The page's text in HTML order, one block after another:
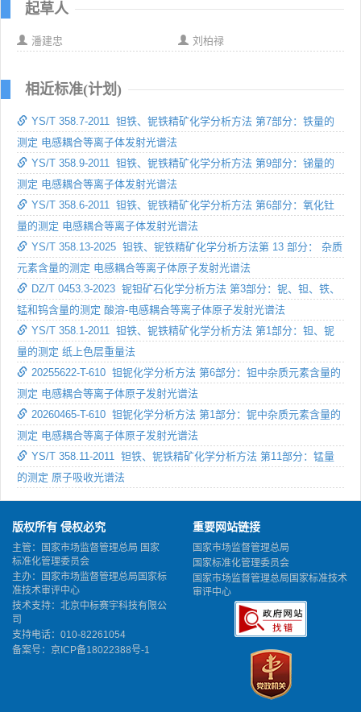
起草人
潘建忠 刘柏禄
相近标准(计划)
YS/T 358.7-2011 钽铁、铌铁精矿化学分析方法 第7部分：铁量的
测定 电感耦合等离子体发射光谱法
YS/T 358.9-2011 钽铁、铌铁精矿化学分析方法 第9部分：锑量的
测定 电感耦合等离子体发射光谱法
YS/T 358.6-2011 钽铁、铌铁精矿化学分析方法 第6部分：氧化钍
量的测定 电感耦合等离子体发射光谱法
YS/T 358.13-2025 钽铁、铌铁精矿化学分析方法第 13 部分： 杂质
元素含量的测定 电感耦合等离子体原子发射光谱法
DZ/T 0453.3-2023 铌钽矿石化学分析方法 第3部分：铌、钽、铁、
锰和钨含量的测定 酸溶-电感耦合等离子体原子发射光谱法
YS/T 358.1-2011 钽铁、铌铁精矿化学分析方法 第1部分：钽、铌
量的测定 纸上色层重量法
20255622-T-610 钽铌化学分析方法 第6部分：钽中杂质元素含量的
测定 电感耦合等离子体原子发射光谱法
20260465-T-610 钽铌化学分析方法 第1部分：铌中杂质元素含量的
测定 电感耦合等离子体原子发射光谱法
YS/T 358.11-2011 钽铁、铌铁精矿化学分析方法 第11部分：锰量
的测定 原子吸收光谱法
版权所有 侵权必究
主管：国家市场监督管理总局 国家
标准化管理委员会
主办：国家市场监督管理总局国家标
准技术审评中心
技术支持：北京中标赛宇科技有限公
司
支持电话：010-82261054
备案号： 京ICP备18022388号-1
重要网站链接
国家市场监督管理总局
国家标准化管理委员会
国家市场监督管理总局国家标准技术
审评中心